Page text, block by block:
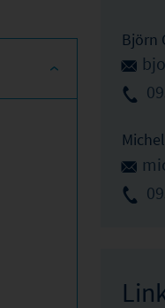
Björn